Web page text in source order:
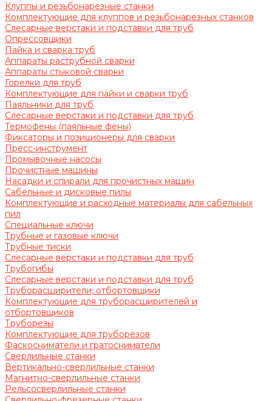
Клуппы и резьбонарезные станки
Комплектующие для клуппов и резьбонарезных станков
Слесарные верстаки и подставки для труб
Опрессовщики
Пайка и сварка труб
Аппараты раструбной сварки
Аппараты стыковой сварки
Горелки для труб
Комплектующие для пайки и сварки труб
Паяльники для труб
Слесарные верстаки и подставки для труб
Термофены (паяльные фены)
Фиксаторы и позиционеры для сварки
Пресс-инструмент
Промывочные насосы
Прочистные машины
Насадки и спирали для прочистных машин
Сабельные и дисковые пилы
Комплектующие и расходные материалы для сабельных
пил
Специальные ключи
Трубные и газовые ключи
Трубные тиски
Слесарные верстаки и подставки для труб
Трубогибы
Слесарные верстаки и подставки для труб
Труборасширители, отбортовщики
Комплектующие для труборасширителей и
отбортовщиков
Труборезы
Комплектующие для труборезов
Фаскосниматели и гратосниматели
Сверлильные станки
Вертикально-сверлильные станки
Магнитно-сверлильные станки
Рельсосверлильные станки